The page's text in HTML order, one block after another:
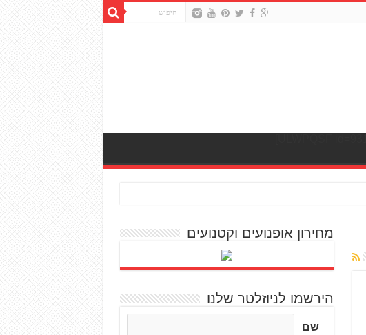
מחירון אופנועים וקטנועים
הירשמו לניוזלטר שלנו
שם